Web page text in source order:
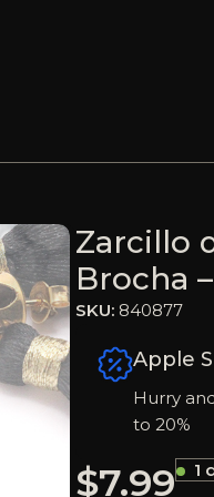
Zarcillo
Brocha
SKU: 840877
Apple
Hurry
to 20%
$7.99 1